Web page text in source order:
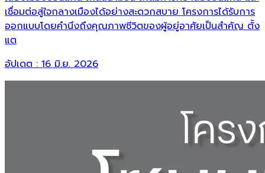
เชื่อมต่อสู่ใจกลางเมืองได้อย่างสะดวกสบาย โครงการได้รับการ
ออกแบบโดยคำนึงถึงคุณภาพชีวิตของผู้อยู่อาศัยเป็นสำคัญ ตั้ง
แต
อัปเดต :16 มิ.ย. 2026